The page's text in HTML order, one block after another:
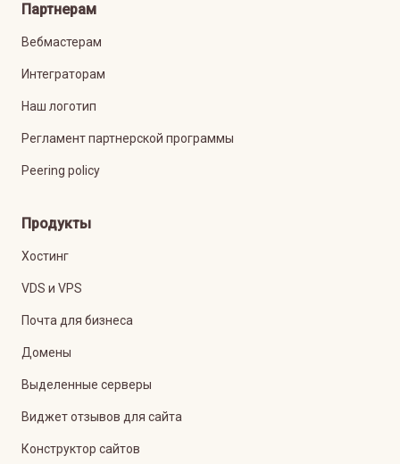
Партнерам
Вебмастерам
Интеграторам
Наш логотип
Регламент партнерской программы
Peering policy
Продукты
Хостинг
VDS и VPS
Почта для бизнеса
Домены
Выделенные серверы
Виджет отзывов для сайта
Конструктор сайтов